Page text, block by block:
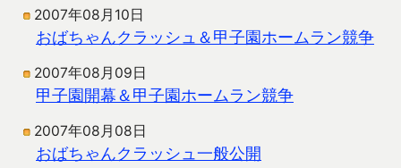
2007年08月10日
おばちゃんクラッシュ＆甲子園ホームラン競争
2007年08月09日
甲子園開幕＆甲子園ホームラン競争
2007年08月08日
おばちゃんクラッシュ一般公開